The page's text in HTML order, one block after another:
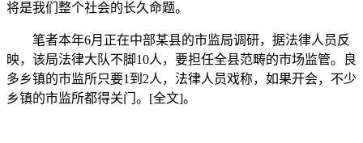
将是我们整个社会的长久命题。
笔者本年6月正在中部某县的市监局调研，据法律人员反
映，该局法律大队不脚10人，要担任全县范畴的市场监管。良
多乡镇的市监所只要1到2人，法律人员戏称，如果开会，不少
乡镇的市监所都得关门。[全文]。